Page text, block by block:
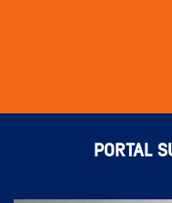
PORTAL